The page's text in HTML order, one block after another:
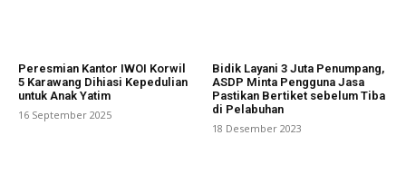
Peresmian Kantor IWOI Korwil
5 Karawang Dihiasi Kepedulian
untuk Anak Yatim
16 September 2025
Bidik Layani 3 Juta Penumpang,
ASDP Minta Pengguna Jasa
Pastikan Bertiket sebelum Tiba
di Pelabuhan
18 Desember 2023